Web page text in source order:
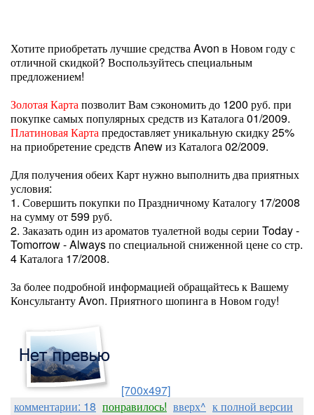
Хотите приобретать лучшие средства Avon в Новом году с
отличной скидкой? Воспользуйтесь специальным
предложением!
Золотая Картапозволит Вам сэкономить до 1200 руб. при
покупке самых популярных средств из Каталога 01/2009.
Платиновая Картапредоставляет уникальную скидку 25%
на приобретение средств Anew из Каталога 02/2009.
Для получения обеих Карт нужно выполнить два приятных
условия:
1. Совершить покупки по Праздничному Каталогу 17/2008
на сумму от 599 руб.
2. Заказать один из ароматов туалетной воды серии Today -
Tomorrow - Always по специальной сниженной цене со стр.
4 Каталога 17/2008.
За более подробной информацией обращайтесь к Вашему
Консультанту Avon. Приятного шопинга в Новом году!
[700x497]
комментарии: 18 понравилось! вверх^ к полной версии